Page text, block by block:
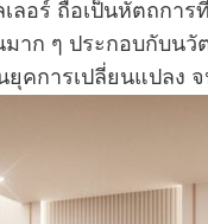
ลอร์ ถือเป็นหัตถกา
มาก ๆ ประกอบกับ
ยุคการเปลี่ยนแปลง